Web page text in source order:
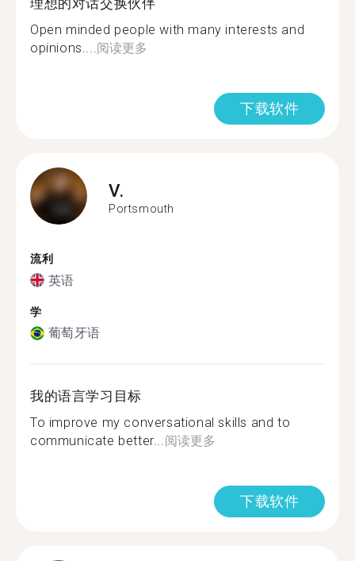
理想的对话交换伙伴
Open minded people with many interests and
opinions....阅读更多
下载软件
V.
Portsmouth
流利
英语
学
葡萄牙语
我的语言学习目标
To improve my conversational skills and to
communicate better...阅读更多
下载软件